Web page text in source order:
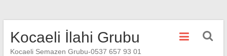
Kocaeli İlahi Grubu
Kocaeli Semazen Grubu-0537 657 93 01